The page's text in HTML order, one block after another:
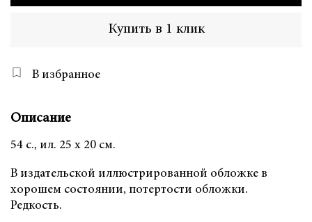
Купить в 1 клик
В избранное
Описание
54 с., ил. 25 х 20 см.
В издательской иллюстрированной обложке в
хорошем состоянии, потертости обложки.
Редкость.